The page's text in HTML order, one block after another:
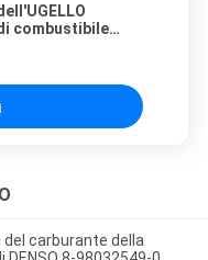
combustibile
carburante della